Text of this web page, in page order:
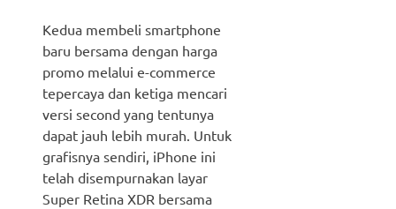
Kedua membeli smartphone
baru bersama dengan harga
promo melalui e-commerce
tepercaya dan ketiga mencari
versi second yang tentunya
dapat jauh lebih murah. Untuk
grafisnya sendiri, iPhone ini
telah disempurnakan layar
Super Retina XDR bersama